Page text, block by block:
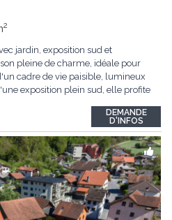
2
jardin, exposition sud et
pleine de charme, idéale pour
cadre de vie paisible, lumineux
exposition plein sud, elle profite
propice à la détente et auxDEMANDE
D'INFOS